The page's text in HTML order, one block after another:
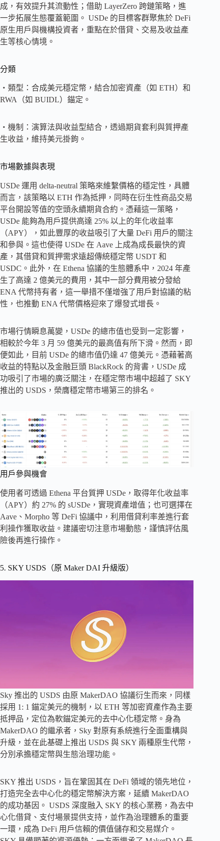
成，有效提升其流動性；借助 LayerZero 跨鏈策略，進
一步拓展生態覆蓋範圍。 USDe 的目標客群聚焦於 DeFi
原生用戶與機構投資者，重點在於借貸、交易及收益產
生等核心情境。
分類
・類型：合成美元穩定幣，結合加密資產（如 ETH）和
RWA（如 BUIDL）錨定。
・機制：演算法與收益型結合，透過期貨套利與質押產
生收益，維持美元掛鉤。
市場數據與表現
USDe 運用 delta-neutral 策略來維繫價格的穩定性，具體
而言，該策略以 ETH 作為抵押，同時在衍生性商品交易
平台開設等值的空頭永續期貨合約。憑藉這一策略，
USDe 能夠為用戶提供高達 25% 以上的年化收益率
（APY），如此豐厚的收益吸引了大量 DeFi 用戶的關注
和參與。這也使得 USDe 在 Aave 上成為成長最快的資
產，其借貸和質押需求遠超傳統穩定幣 USDT 和
USDC。此外，在 Ethena 協議的生態體系中，2024 年產
生了高達 2 億美元的費用，其中一部分費用被分發給
ENA 代幣持有者，這一舉措不僅增強了用戶對協議的粘
性，也推動 ENA 代幣價格迎來了爆發式增長。
市場行情瞬息萬變，USDe 的總市值也受到一定影響，
相較於今年 3 月 59 億美元的最高值有所下滑。然而，即
便如此，目前 USDe 的總市值仍達 47 億美元。憑藉著高
收益的特點以及金融巨頭 BlackRock 的背書，USDe 成
功吸引了市場的廣泛關注，在穩定幣市場中超越了 SKY
推出的 USDS，榮膺穩定幣市場第三的排名。
用戶參與機會
使用者可透過 Ethena 平台質押 USDe，取得年化收益率
（APY）約 27% 的 sUSDe，實現資產增值；也可選擇在
Aave、Morpho 等 DeFi 協議中，利用借貸利率差進行套
利操作獲取收益。建議密切注意市場動態，謹慎評估風
險後再進行操作。
5. SKY USDS（原 Maker DAI 升級版）
Sky 推出的 USDS 由原 MakerDAO 協議衍生而來，同樣
採用 1: 1 錨定美元的機制，以 ETH 等加密資產作為主要
抵押品，定位為軟錨定美元的去中心化穩定幣。身為
MakerDAO 的繼承者，Sky 對原有系統進行全面重構與
升級，並在此基礎上推出 USDS 與 SKY 兩種原生代幣，
分別承擔穩定幣與生態治理功能。
SKY 推出 USDS，旨在鞏固其在 DeFi 領域的領先地位，
打造完全去中心化的穩定幣解決方案，延續 MakerDAO
的成功基因。 USDS 深度融入 SKY 的核心業務，為去中
心化借貸、支付場景提供支持，並作為治理體系的重要
一環，成為 DeFi 用戶信賴的價值儲存和交易媒介。